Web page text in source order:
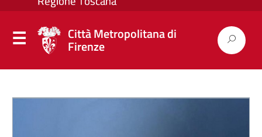
Città Metropolitana di
Firenze